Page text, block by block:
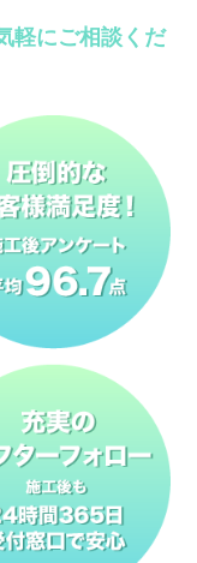
軽にご相談くだ